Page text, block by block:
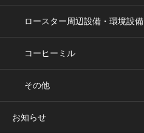
ロースター周辺設備・環境設備
コーヒーミル
その他
お知らせ